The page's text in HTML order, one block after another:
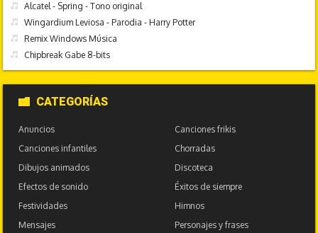
Alcatel - Spring - Tono original
Wingardium Leviosa - Parodia - Harry Potter
Remix Windows Música
Chipbreak Gabe 8-bits
CATEGORÍAS
Anuncios
Canciones frikis
Canciones infantiles
Chorradas
Dibujos animados
Discoteca
Efectos de sonido
Éxitos de siempre
Festividades
Himnos
Mensajes
Personajes y frases